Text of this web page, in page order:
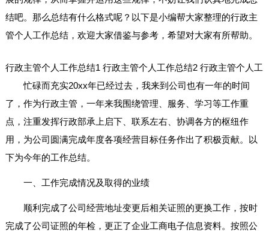
结吧。那么总结有什么格式呢？以下是小编帮大家整理的行政主
管个人工作总结，欢迎大家借鉴与参考，希望对大家有所帮助。
行政主管个人工作总结1
忙碌而充实20xx年已经过去，我来到公司也有一年的时间
了，作为行政主管，一年来我围绕管理、服务、学习等工作重
点，注重发挥行政部承上启下、联系左右、协调各方的枢纽作
用，为公司圆满完成年度各项经营目标任务作出了积极贡献。以
下为今年的工作总结。
一、工作完成情况及取得的业绩
顺利完成了公司经营地址变更后相关证照的更换工作，按时
完成了公司证照的年检，更正了企业工商电子信息资料。按照公
行政主管个人工作总结2 行政主管个人工